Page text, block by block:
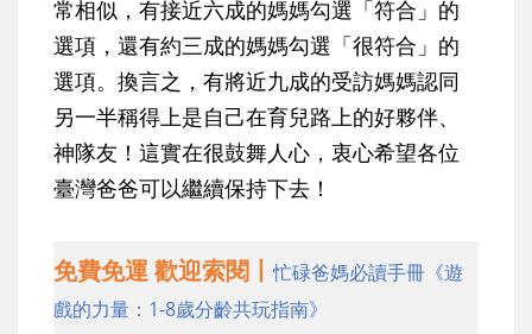
常相似，有接近六成的媽媽勾選「符合」的
選項，還有約三成的媽媽勾選「很符合」的
選項。換言之，有將近九成的受訪媽媽認同
另一半稱得上是自己在育兒路上的好夥伴、
神隊友！這實在很鼓舞人心，衷心希望各位
臺灣爸爸可以繼續保持下去！
免費免運 歡迎索閱丨忙碌爸媽必讀手冊《遊
戲的力量：1-8歲分齡共玩指南》